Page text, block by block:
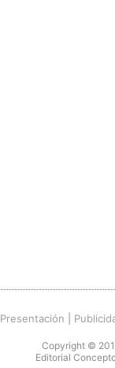
Presentación
Copyright ©
Editorial